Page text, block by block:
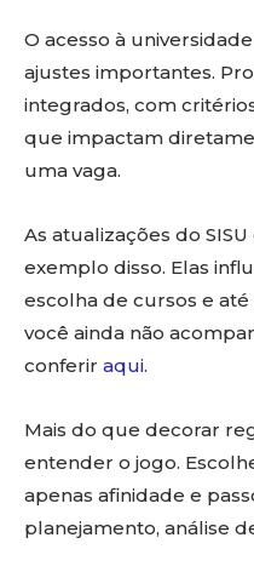
O acesso à
ajustes importantes.
integrados, com
que impactam
uma vaga.
As atualizações do
exemplo disso. Elas
escolha de cursos e até
você ainda não
conferir aqui.
Mais do que decorar
entender o jogo.
apenas afinidade e
planejamento, análise